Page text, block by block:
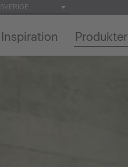
SVERIGE
Inspiration Produkter